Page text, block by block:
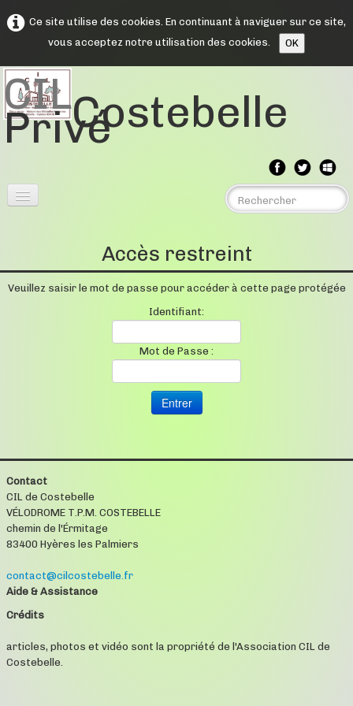
Ce site utilise des cookies. En continuant à naviguer sur ce site,
vous acceptez notre utilisation des cookies.
OK
CILCostebelle
Privé
Assemblée Générales▼
Comptes rendus▼
Accès restreint
Veuillez saisir le mot de passe pour accéder à cette page protégée
Identifiant:
Mot de Passe :
Contact
CIL de Costebelle
VÉLODROME T.P.M. COSTEBELLE
chemin de l'Érmitage
83400 Hyères les Palmiers
contact@cilcostebelle.fr
Aide & Assistance
Crédits
articles, photos et vidéo sont la propriété de l'Association CIL de
Costebelle.